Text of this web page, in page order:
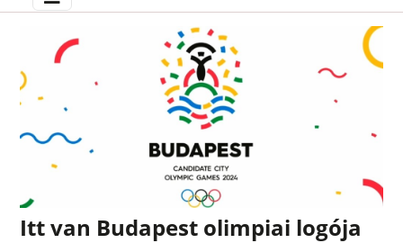
Itt van Budapest olimpiai logója